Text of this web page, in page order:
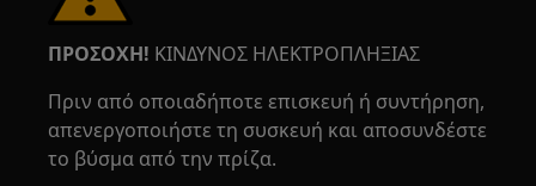
ΠΡΟΣΟΧΗ! ΚΙΝΔΥΝΟΣ ΗΛΕΚΤΡΟΠΛΗΞΙΑΣ
Πριν από οποιαδήποτε επισκευή ή συντήρηση,
απενεργοποιήστε τη συσκευή και αποσυνδέστε
το βύσμα από την πρίζα.